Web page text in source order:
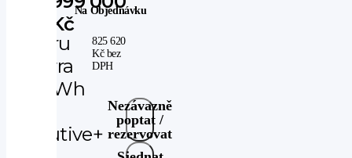
Subaru
Solterra
72.6kWh
Executive+
Na Objednávku
Kč
825 620
Kčbez
DPH
Nezávazně
poptat /
rezervovat